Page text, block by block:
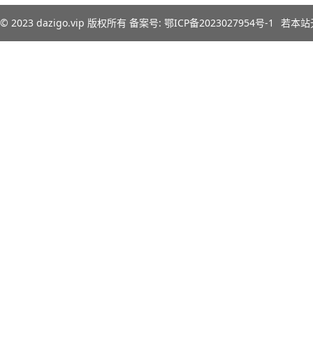
© 2023 dazigo.vip 版权所有 备案号: 鄂ICP备2023027954号-1 若本